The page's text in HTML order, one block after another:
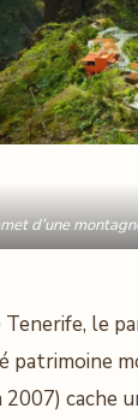
d’une
le
patrimoine
2007) cache